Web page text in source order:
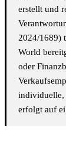
erstellt und
2024/1689)
World
oder
individuelle,
erfolgt auf